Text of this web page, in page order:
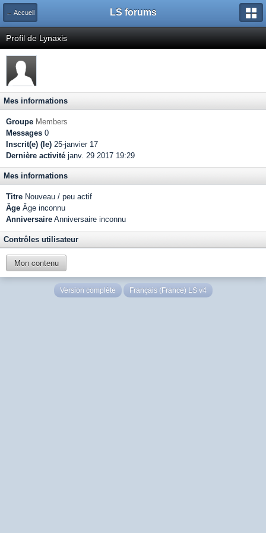
← Accueil LS forums
Profil de Lynaxis
Mes informations
Groupe Members
Messages 0
Inscrit(e) (le) 25-janvier 17
Dernière activité janv. 29 2017 19:29
Mes informations
Titre Nouveau / peu actif
Âge Âge inconnu
Anniversaire Anniversaire inconnu
Contrôles utilisateur
Mon contenu
Version complète Français (France) LS v4